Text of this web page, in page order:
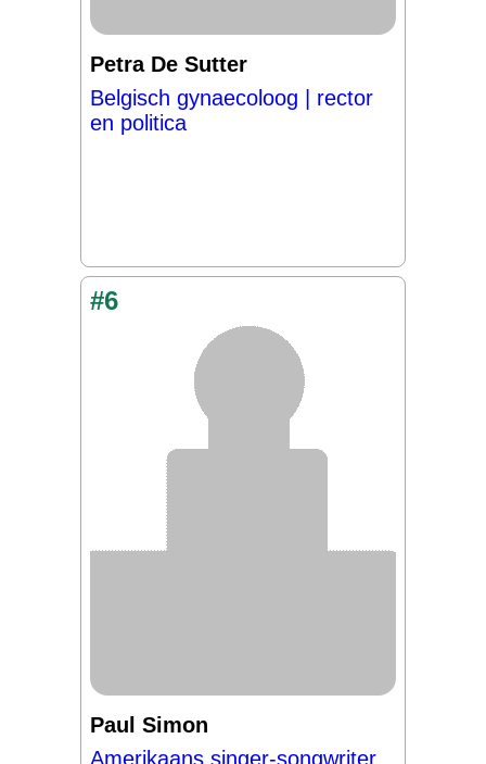
Petra De Sutter
Belgisch gynaecoloog | rector
en politica
#6
Paul Simon
Amerikaans singer-songwriter